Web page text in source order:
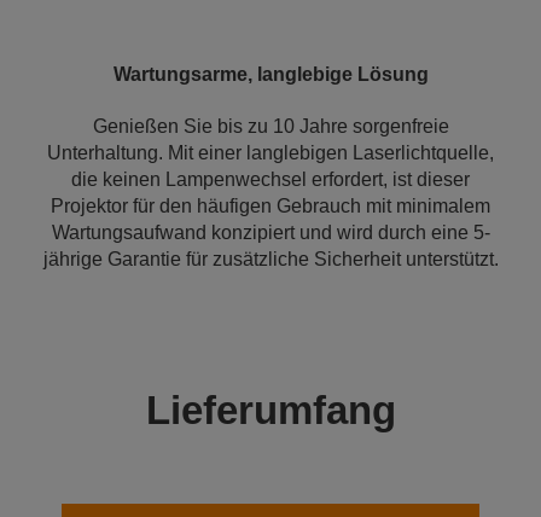
Wartungsarme, langlebige Lösung
Genießen Sie bis zu 10 Jahre sorgenfreie
Unterhaltung. Mit einer langlebigen Laserlichtquelle,
die keinen Lampenwechsel erfordert, ist dieser
Projektor für den häufigen Gebrauch mit minimalem
Wartungsaufwand konzipiert und wird durch eine 5-
jährige Garantie für zusätzliche Sicherheit unterstützt.
Lieferumfang